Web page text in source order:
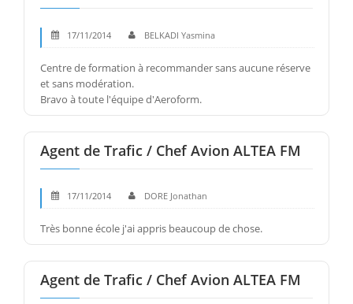
17/11/2014 BELKADI Yasmina
Centre de formation à recommander sans aucune réserve
et sans modération.
Bravo à toute l'équipe d'Aeroform.
Agent de Trafic / Chef Avion ALTEA FM
17/11/2014 DORE Jonathan
Très bonne école j'ai appris beaucoup de chose.
Agent de Trafic / Chef Avion ALTEA FM